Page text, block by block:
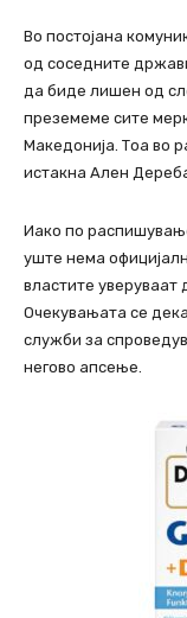
Во постојана
од соседните
да биде лишен од
преземеме сите
Македонија. Тоа во
истакна Ален
Иако по
уште нема
властите уверуваат
Очекувањата се
служби за
негово апсење.